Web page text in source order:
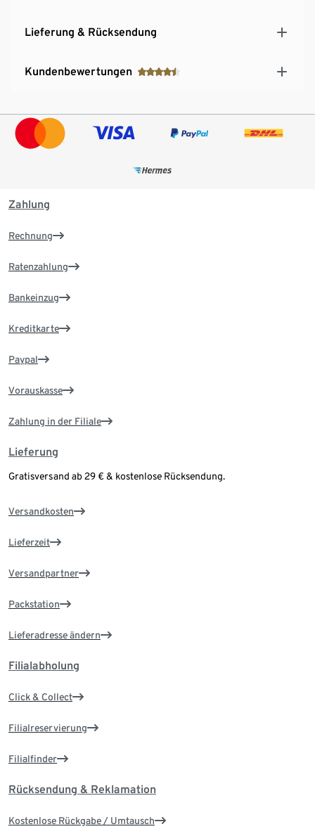
Lieferung & Rücksendung
Kundenbewertungen
Zahlung
Rechnung
Ratenzahlung
Bankeinzug
Kreditkarte
Paypal
Vorauskasse
Zahlung in der Filiale
Lieferung
Gratisversand ab 29 € & kostenlose Rücksendung.
Versandkosten
Lieferzeit
Versandpartner
Packstation
Lieferadresse ändern
Filialabholung
Click & Collect
Filialreservierung
Filialfinder
Rücksendung & Reklamation
Kostenlose Rückgabe / Umtausch